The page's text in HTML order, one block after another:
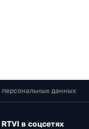
персональных данных
RTVI в соцсетях